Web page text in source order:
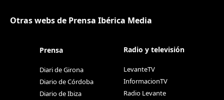
Otras webs de Prensa Ibérica Media
Prensa
Diari de Girona
Diario de Córdoba
Diario de Ibiza
Radio y televisión
LevanteTV
InformacionTV
Radio Levante